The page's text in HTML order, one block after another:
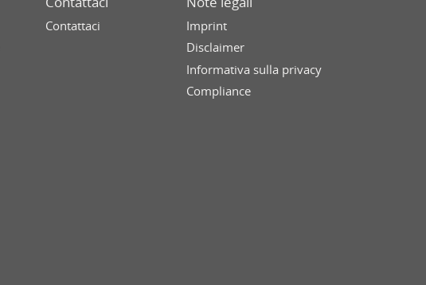
Contattaci
Imprint
Disclaimer
Informativa sulla privacy
Compliance